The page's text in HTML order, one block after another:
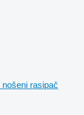
rasipač